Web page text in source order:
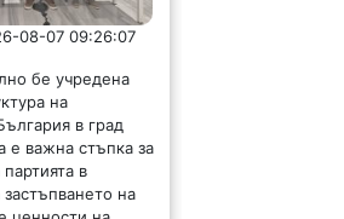
08-07 09:26:07
бе учредена
на
в град
е важна стъпка за
в
на